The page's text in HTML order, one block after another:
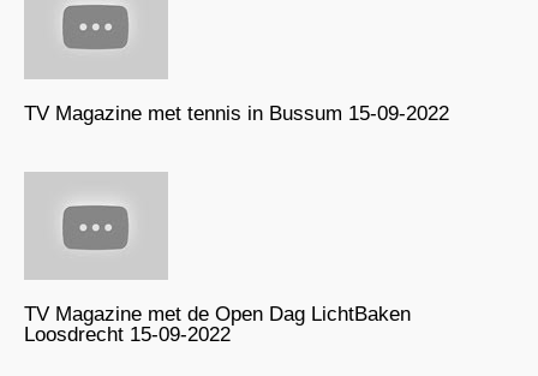
TV Magazine met tennis in Bussum 15-09-2022
TV Magazine met de Open Dag LichtBaken
Loosdrecht 15-09-2022